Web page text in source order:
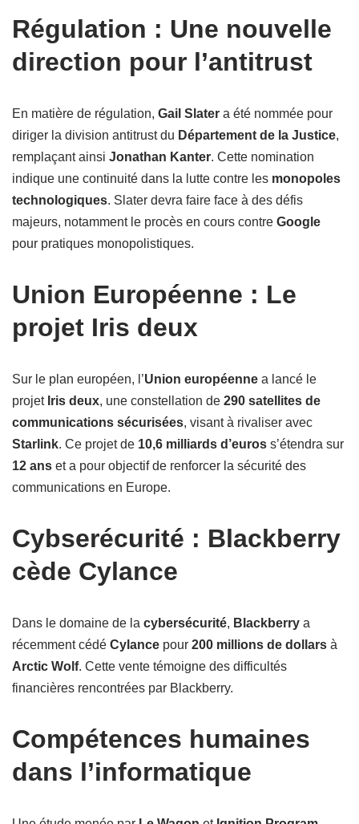
Régulation : Une nouvelle
direction pour l’antitrust
En matière de régulation, Gail Slater a été nommée pour
diriger la division antitrust du Département de la Justice,
remplaçant ainsi Jonathan Kanter. Cette nomination
indique une continuité dans la lutte contre les monopoles
technologiques. Slater devra faire face à des défis
majeurs, notamment le procès en cours contre Google
pour pratiques monopolistiques.
Union Européenne : Le
projet Iris deux
Sur le plan européen, l’Union européenne a lancé le
projet Iris deux, une constellation de 290 satellites de
communications sécurisées, visant à rivaliser avec
Starlink. Ce projet de 10,6 milliards d’euros s’étendra sur
12 ans et a pour objectif de renforcer la sécurité des
communications en Europe.
Cybserécurité : Blackberry
cède Cylance
Dans le domaine de la cybersécurité, Blackberry a
récemment cédé Cylance pour 200 millions de dollars à
Arctic Wolf. Cette vente témoigne des difficultés
financières rencontrées par Blackberry.
Compétences humaines
dans l’informatique